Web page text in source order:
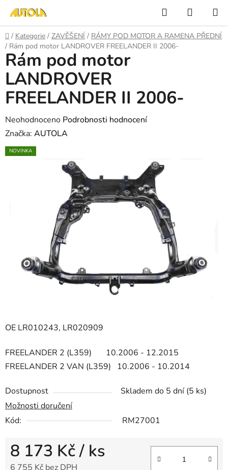
obsah
Hledat
KOŠÍK
Domů
/ Kategorie / ZAVĚŠENÍ / RÁMY POD MOTOR A RAMENA PŘEDNÍ
/ Rám pod motor LANDROVER FREELANDER II 2006-
OE LR010243, LR020909
FREELANDER 2 (L359) 10.2006 - 12.2015
FREELANDER 2 VAN (L359) 10.2006 - 10.2014
Dostupnost Skladem do 5 dní (5 ks)
Možnosti doručení
Kód:
RM27001
8 173 Kč/ ks
6 755 Kč bez DPH
Rám pod motor
LANDROVER
FREELANDER II 2006-
Průměrné
hodnocení
produktu
Neohodnoceno Podrobnosti hodnocení
Značka: AUTOLA
NOVINKA